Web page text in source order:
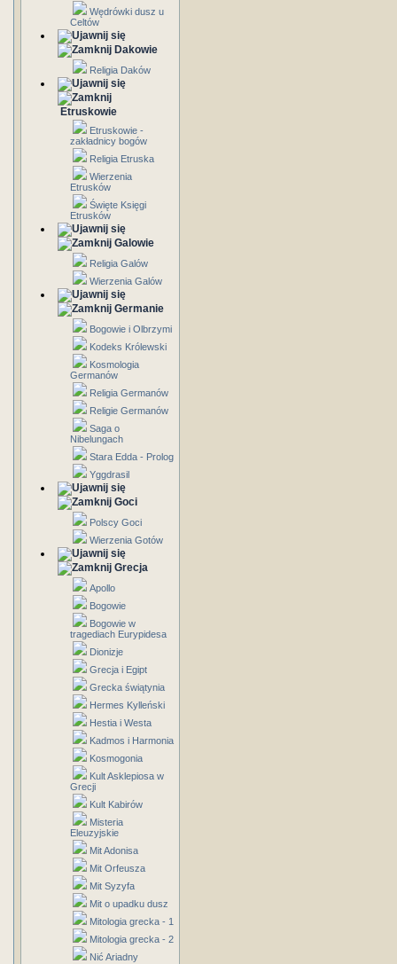
Wędrówki dusz u
Celtów
Dakowie
Religia Daków
Etruskowie
Etruskowie -
zakładnicy bogów
Religia Etruska
Wierzenia
Etrusków
Święte Księgi
Etrusków
Galowie
Religia Galów
Wierzenia Galów
Germanie
Bogowie i Olbrzymi
Kodeks Królewski
Kosmologia
Germanów
Religia Germanów
Religie Germanów
Saga o
Nibelungach
Stara Edda - Prolog
Yggdrasil
Goci
Polscy Goci
Wierzenia Gotów
Grecja
Apollo
Bogowie
Bogowie w
tragediach Eurypidesa
Dionizje
Grecja i Egipt
Grecka świątynia
Hermes Kylleński
Hestia i Westa
Kadmos i Harmonia
Kosmogonia
Kult Asklepiosa w
Grecji
Kult Kabirów
Misteria
Eleuzyjskie
Mit Adonisa
Mit Orfeusza
Mit Syzyfa
Mit o upadku dusz
Mitologia grecka - 1
Mitologia grecka - 2
Nić Ariadny